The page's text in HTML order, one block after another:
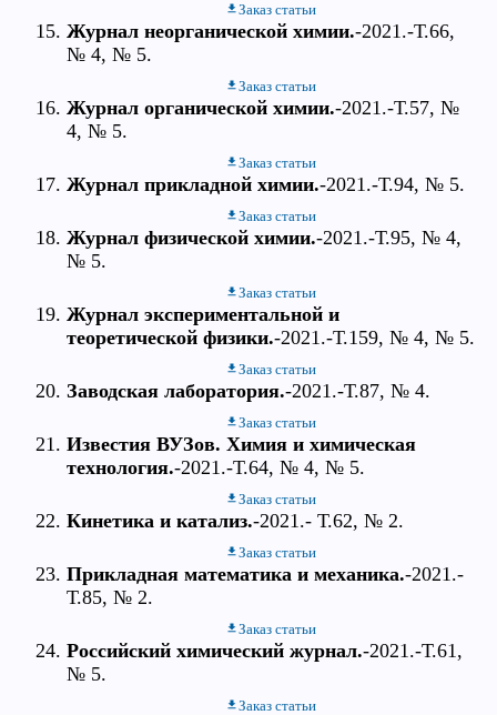
Заказ статьи
Журнал неорганической химии.-2021.-Т.66,
№ 4, № 5.
Заказ статьи
Журнал органической химии.-2021.-Т.57, №
4, № 5.
Заказ статьи
Журнал прикладной химии.-2021.-Т.94, № 5.
Заказ статьи
Журнал физической химии.-2021.-Т.95, № 4,
№ 5.
Заказ статьи
Журнал экспериментальной и
теоретической физики.-2021.-Т.159, № 4, № 5.
Заказ статьи
Заводская лаборатория.-2021.-Т.87, № 4.
Заказ статьи
Известия ВУЗов. Химия и химическая
технология.-2021.-Т.64, № 4, № 5.
Заказ статьи
Кинетика и катализ.-2021.- Т.62, № 2.
Заказ статьи
Прикладная математика и механика.-2021.-
Т.85, № 2.
Заказ статьи
Российский химический журнал.-2021.-Т.61,
№ 5.
Заказ статьи